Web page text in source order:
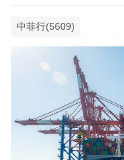
中菲行(5609)